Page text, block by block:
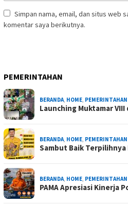
Simpan nama, email, dan situs web
komentar saya berikutnya.
PEMERINTAHAN
BERANDA, HOME, PEMERINTAHAN
Launching Muktamar VIII
BERANDA, HOME, PEMERINTAHAN
Sambut Baik
BERANDA, HOME, PEMERINTAHAN
PAMA Apresiasi Kinerja